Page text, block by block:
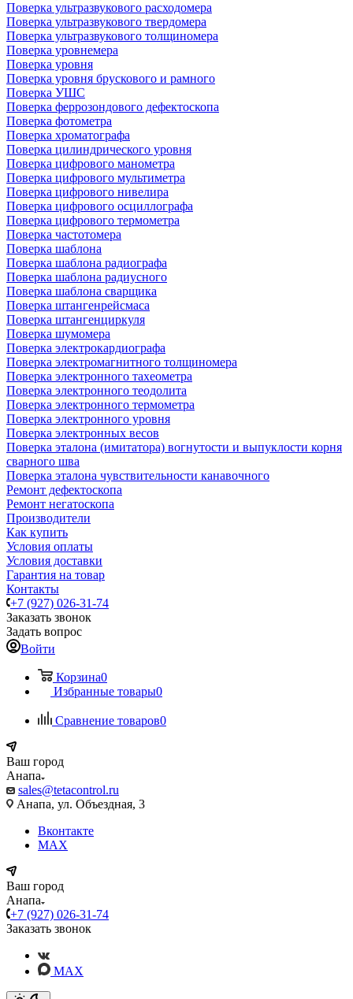
Поверка ультразвукового расходомера
Поверка ультразвукового твердомера
Поверка ультразвукового толщиномера
Поверка уровнемера
Поверка уровня
Поверка уровня брускового и рамного
Поверка УШС
Поверка феррозондового дефектоскопа
Поверка фотометра
Поверка хроматографа
Поверка цилиндрического уровня
Поверка цифрового манометра
Поверка цифрового мультиметра
Поверка цифрового нивелира
Поверка цифрового осциллографа
Поверка цифрового термометра
Поверка частотомера
Поверка шаблона
Поверка шаблона радиографа
Поверка шаблона радиусного
Поверка шаблона сварщика
Поверка штангенрейсмаса
Поверка штангенциркуля
Поверка шумомера
Поверка электрокардиографа
Поверка электромагнитного толщиномера
Поверка электронного тахеометра
Поверка электронного теодолита
Поверка электронного термометра
Поверка электронного уровня
Поверка электронных весов
Поверка эталона (имитатора) вогнутости и выпуклости корня
сварного шва
Поверка эталона чувствительности канавочного
Ремонт дефектоскопа
Ремонт негатоскопа
Производители
Как купить
Условия оплаты
Условия доставки
Гарантия на товар
Контакты
+7 (927) 026-31-74
Заказать звонок
Задать вопрос
Войти
Корзина0
Избранные товары0
Сравнение товаров0
Ваш город
Анапа
sales@tetacontrol.ru
Анапа, ул. Объездная, 3
Вконтакте
MAX
Ваш город
Анапа
+7 (927) 026-31-74
Заказать звонок
MAX